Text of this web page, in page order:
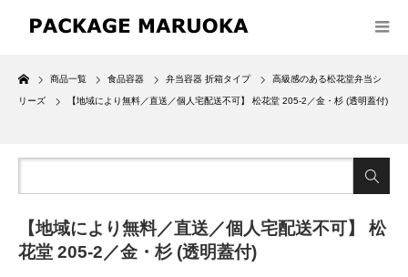
Home
商品一覧 食品容器 弁当容器 折箱タイプ 高級感のある松花堂弁当シ
リーズ 【地域により無料／直送／個人宅配送不可】 松花堂 205-2／金・杉 (透明蓋付)
【地域により無料／直送／個人宅配送不可】 松
花堂 205-2／金・杉 (透明蓋付)